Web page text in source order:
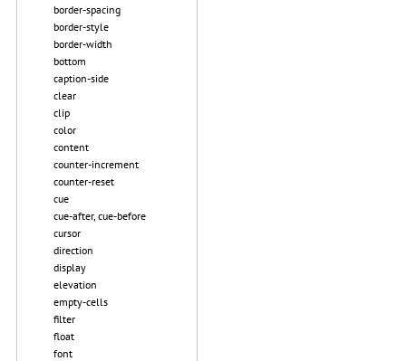
border-spacing
border-style
border-width
bottom
caption-side
clear
clip
color
content
counter-increment
counter-reset
cue
cue-after, cue-before
cursor
direction
display
elevation
empty-cells
filter
float
font